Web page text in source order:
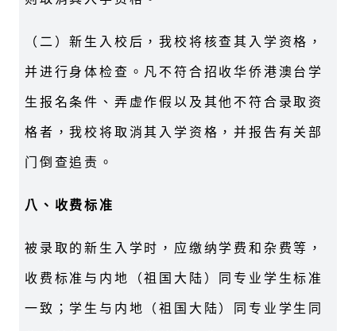
（二）新生入校后，我校将核查其入学资格，
并进行身体检查。凡不符合招收华侨港澳台学
生报名条件、弄虚作假以及其他不符合录取资
格者，我校将取消其入学资格，并报告有关部
门倒查追责。
八、收费标准
被录取的新生入学时，应缴纳学费和杂费等，
收费标准与内地（祖国大陆）同专业学生标准
一致；学生与内地（祖国大陆）同专业学生同